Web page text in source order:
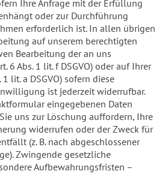
Ihre Anfrage mit der Erfüllung
oder zur Durchführung
erforderlich ist. In allen übrigen
auf unserem berechtigten
Bearbeitung der an uns
6 Abs. 1 lit. f DSGVO) oder auf Ihrer
lit. a DSGVO) sofern diese
ist jederzeit widerrufbar.
eingegebenen Daten
uns zur Löschung auffordern, Ihre
widerrufen oder der Zweck für
(z. B. nach abgeschlossener
Zwingende gesetzliche
Aufbewahrungsfristen –